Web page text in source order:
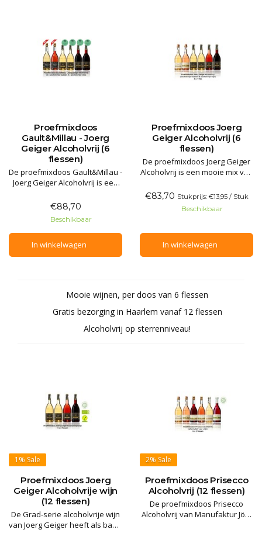
Proefmixdoos
Gault&Millau - Joerg
Geiger Alcoholvrij (6
flessen)
De proefmixdoos Gault&Millau -
Joerg Geiger Alcoholvrij is een
bubbels en alcoholvrije wijn
van Manufaktur Jörg Geiger uit
zuid-Duitsland. De stille
varianten kwamen onlangs als
beste uit de test door
restaurantgids Gault&Millau
€88,70
Beschikbaar
In winkelwagen
Proefmixdoos Joerg
Geiger Alcoholvrij (6
flessen)
De proefmixdoos Joerg Geiger
Alcoholvrij is een mooie mix van
alcoholvrije wijn van
Manufaktur Jörg Geiger uit zuid-
Duitsland. De inhoud van 6
mousserende rosé, fruitig wit,
fris wit, fruitig rood en droog
€83,70 Stukprijs: €13,95 / Stuk
Beschikbaar
In winkelwagen
Mooie wijnen, per doos van 6 flessen
Gratis bezorging in Haarlem vanaf 12 flessen
Alcoholvrij op sterrenniveau!
1% Sale
Proefmixdoos Joerg
Geiger Alcoholvrije wijn
(12 flessen)
De Grad-serie alcoholvrije wijn
van Joerg Geiger heeft als basis
2% Sale
Proefmixdoos Prisecco
Alcoholvrij (12 flessen)
De proefmixdoos Prisecco
Alcoholvrij van Manufaktur Jörg